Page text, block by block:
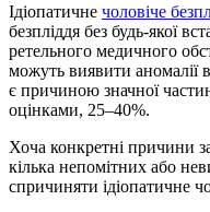
Ідіопатичне чоловіче
безпліддя без будь-якої
ретельного медичного
можуть виявити аномалії
є причиною значної
оцінками, 25–40%.
Хоча конкретні причини
кілька непомітних або
спричиняти ідіопатичне